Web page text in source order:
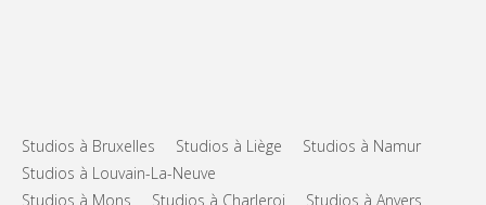
Studios à Bruxelles Studios à Liège
Studios à Namur
Studios à Louvain-La-Neuve
Studios à Mons
Studios à Charleroi Studios à Anvers